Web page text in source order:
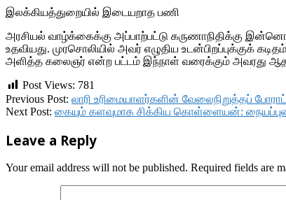
இலக்கியத்துறையில் இடையறாத பணி
அரசியல் வாழ்க்கைக்கு அப்பாற்பட்டு கருணாநிதிக்கு
உதவியது. முரசொலியில் அவர் எழுதிய உடன்பிறப்புக்குக்
அளித்த கலைஞர் என்ற பட்டம் இந்நாள் வரைக்கும் அவரது
Post Views: 781
2018-
07-
Previous Post: லாரி உரிமையாளர்களின் வேலைநிறுத்தப்
Next Post: கையும் களவுமாக சிக்கிய கொள்ளையன்:
Leave a Reply
Your email address will not be published. Required fields are